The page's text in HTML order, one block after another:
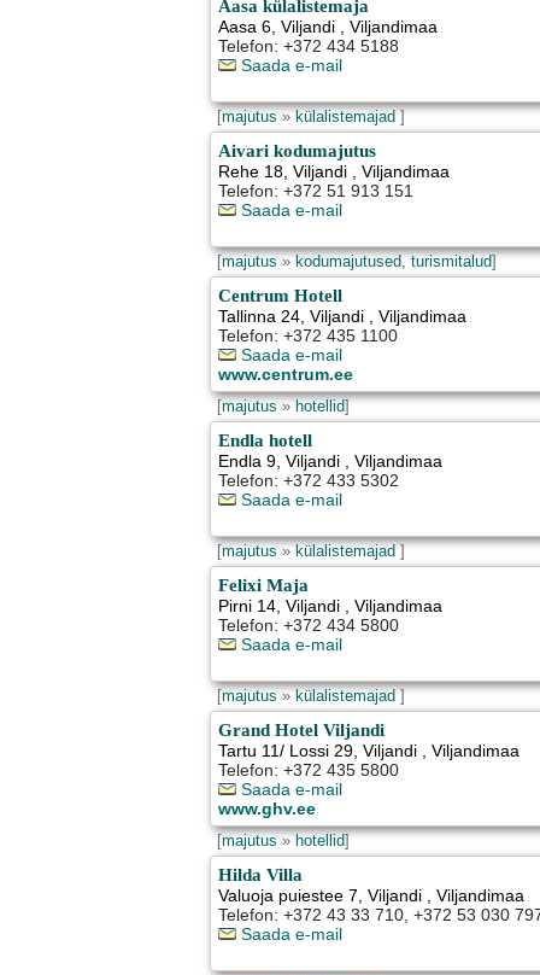
Aasa külalistemaja
Aasa 6,Viljandi , Viljandimaa
Telefon: +372 434 5188
Saada e-mail
[majutus»külalistemajad]
Aivari kodumajutus
Rehe 18,Viljandi , Viljandimaa
Telefon: +372 51 913 151
Saada e-mail
[majutus»kodumajutused, turismitalud]
Centrum Hotell
Tallinna 24,Viljandi , Viljandimaa
Telefon: +372 435 1100
Saada e-mail
www.centrum.ee
[majutus»hotellid]
Endla hotell
Endla 9,Viljandi , Viljandimaa
Telefon: +372 433 5302
Saada e-mail
[majutus»külalistemajad]
Felixi Maja
Pirni 14,Viljandi , Viljandimaa
Telefon: +372 434 5800
Saada e-mail
[majutus»külalistemajad]
Grand Hotel Viljandi
Tartu 11/ Lossi 29,Viljandi , Viljandimaa
Telefon: +372 435 5800
Saada e-mail
www.ghv.ee
[majutus»hotellid]
Hilda Villa
Valuoja puiestee 7,Viljandi , Viljandimaa
Telefon: +372 43 33 710, +372 53 030
Saada e-mail